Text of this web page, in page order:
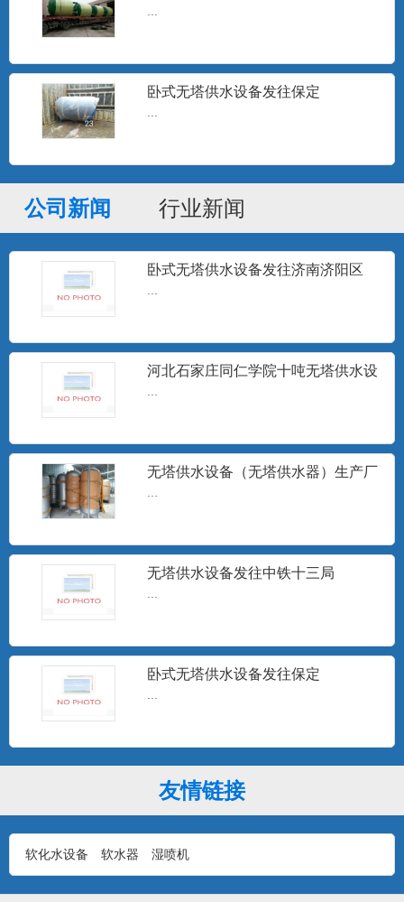
分集水器
分集水器、定压罐、膨胀水箱、补水水
高频电子水处理器
高频电子水处理仪是一种采用物理方法进
行水处理的高科技节能型产...
踪用户用水变化，随时指令...
...
...
10T无塔供水设备
...
1T无塔供水设备
石家庄无塔供水设备安装现场
...
卧式无塔供水设备发往保定
...
公司新闻 行业新闻
卧式无塔供水设备发往济南济阳区
...
河北石家庄同仁学院十吨无塔供水设
...
无塔供水设备（无塔供水器）生产厂
...
无塔供水设备发往中铁十三局
...
卧式无塔供水设备发往保定
...
友情链接
软化水设备 软水器 湿喷机